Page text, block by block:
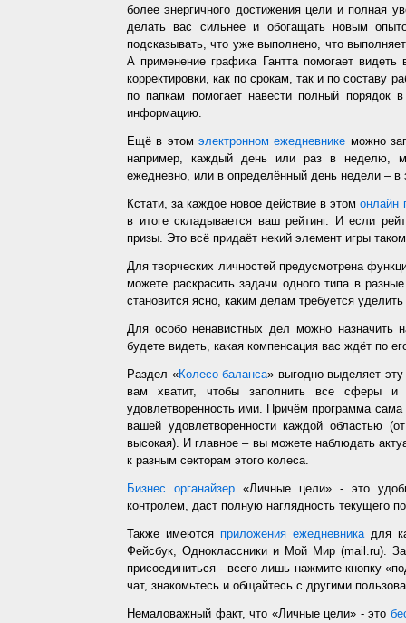
более энергичного достижения цели и полная
делать вас сильнее и обогащать новым
подсказывать, что уже выполнено, что
А применение графика Гантта помогает
корректировки, как по срокам, так и по составу
по папкам помогает навести полный порядок
информацию.
Ещё в этомэлектронном ежедневнике можно
например, каждый день или раз в неделю,
ежедневно, или в определённый день недели – в
Кстати, за каждое новое действие в этомонлайн
в итоге складывается ваш рейтинг. И если
призы. Это всё придаёт некий элемент игры
Для творческих личностей предусмотрена
можете раскрасить задачи одного типа в
становится ясно, каким делам требуется
Для особо ненавистных дел можно назначить
будете видеть, какая компенсация вас ждёт по
Раздел «Колесо баланса» выгодно выделяет
вам хватит, чтобы заполнить все сферы и
удовлетворенность ими. Причём программа
вашей удовлетворенности каждой областью
высокая). И главное – вы можете наблюдать
к разным секторам этого колеса.
Бизнес органайзер «Личные цели» - это
контролем, даст полную наглядность текущего
Также имеются приложения ежедневникадля
Фейсбук, Одноклассники и Мой Мир (mail.ru).
присоединиться - всего лишь нажмите кнопку
чат, знакомьтесь и общайтесь с другими
Немаловажный факт, что «Личные цели» - это